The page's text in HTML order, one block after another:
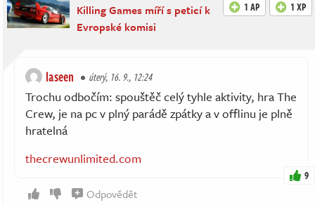
Killing Games míří s peticí k
Evropské komisi
1 AP 1 XP
laseen úterý, 16. 9., 12:24
Trochu odbočím: spouštěč celý tyhle aktivity, hra The
Crew, je na pc v plný parádě zpátky a v offlinu je plně
hratelná
thecrewunlimited.com
9
Odpovědět